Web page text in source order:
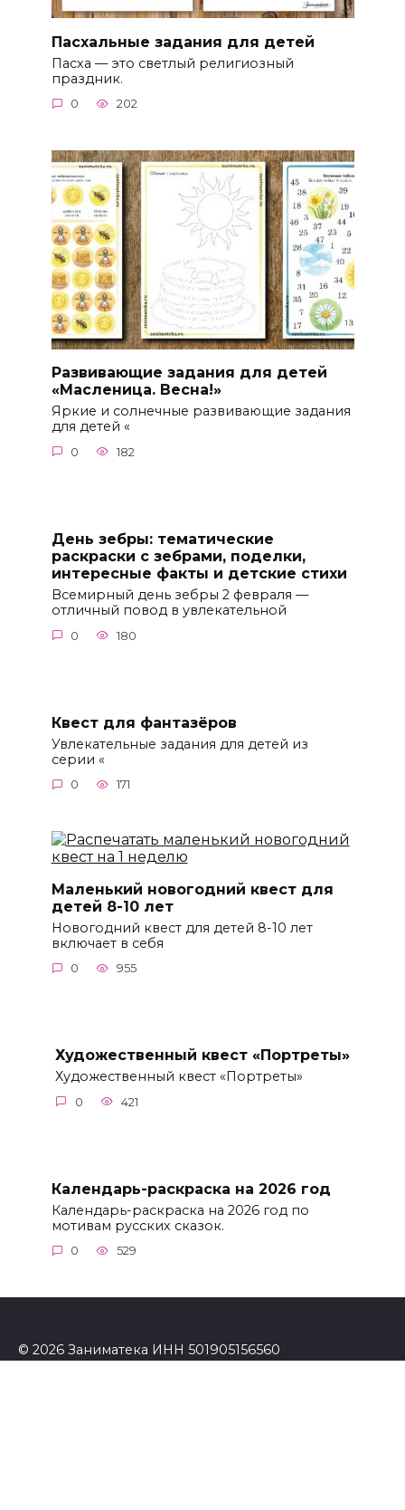
Пасхальные задания для детей
Пасха — это светлый религиозный
праздник.
0 202
Развивающие задания для детей
«Масленица. Весна!»
Яркие и солнечные развивающие задания
для детей «
0 182
День зебры: тематические
раскраски с зебрами, поделки,
интересные факты и детские стихи
Всемирный день зебры 2 февраля —
отличный повод в увлекательной
0 180
Квест для фантазёров
Увлекательные задания для детей из
серии «
0 171
Маленький новогодний квест для
детей 8-10 лет
Новогодний квест для детей 8-10 лет
включает в себя
0 955
Художественный квест «Портреты»
Художественный квест «Портреты»
0 421
Календарь-раскраска на 2026 год
Календарь-раскраска на 2026 год по
мотивам русских сказок.
0 529
© 2026 Заниматека ИНН 501905156560